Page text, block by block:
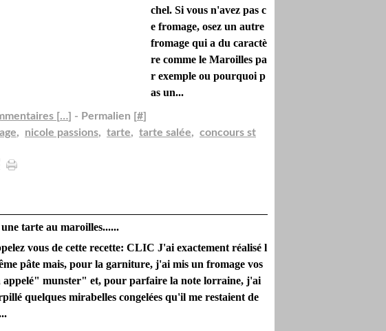
chel. Si vous n'avez pas c
e fromage, osez un autre
fromage qui a du caractè
re comme le Maroilles pa
r exemple ou pourquoi p
as un...
[…] - Permalien [#]
, nicole passions, tarte, tarte salée, concours st
tarte au maroilles......
vous de cette recette: CLIC J'ai exactement réalisé l
pâte mais, pour la garniture, j'ai mis un fromage vos
appelé" munster" et, pour parfaire la note lorraine, j'ai
quelques mirabelles congelées qu'il me restaient de